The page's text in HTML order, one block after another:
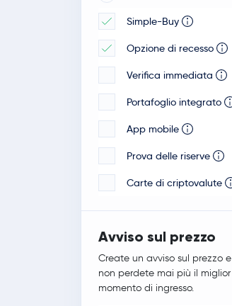
Simple-Buy
Opzione di recesso
Verifica immediata
Portafoglio integrato
App mobile
Prova delle riserve
Carte di criptovalute
Avviso sul prezzo
Create un avviso sul prezzo e
non perdete mai più il miglior
momento di ingresso.